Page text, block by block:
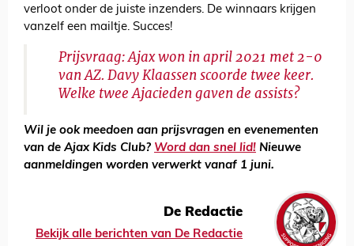
verloot onder de juiste inzenders. De winnaars krijgen
vanzelf een mailtje. Succes!
Prijsvraag: Ajax won in april 2021 met 2-0
van AZ. Davy Klaassen scoorde twee keer.
Welke twee Ajacieden gaven de assists?
Wil je ook meedoen aan prijsvragen en evenementen
van de Ajax Kids Club? Word dan snel lid! Nieuwe
aanmeldingen worden verwerkt vanaf 1 juni.
De Redactie
Bekijk alle berichten van De Redactie